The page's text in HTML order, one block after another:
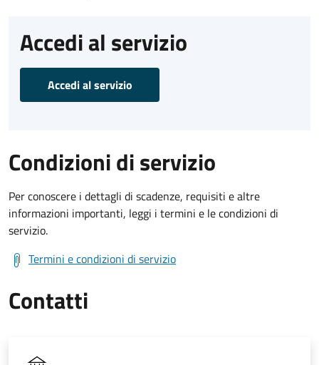
Accedi al servizio
Accedi al servizio
Condizioni di servizio
Per conoscere i dettagli di scadenze, requisiti e altre
informazioni importanti, leggi i termini e le condizioni di
servizio.
Termini e condizioni di servizio
Contatti